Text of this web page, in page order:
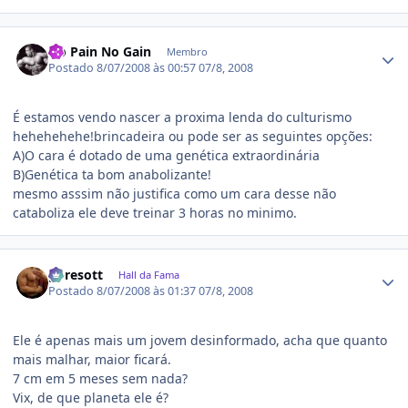
No Pain No Gain Membro
Postado8/07/2008 às 00:5707/8, 2008
É estamos vendo nascer a proxima lenda do culturismo
hehehehehe!brincadeira ou pode ser as seguintes opções:
A)O cara é dotado de uma genética extraordinária
B)Genética ta bom anabolizante!
mesmo asssim não justifica como um cara desse não
cataboliza ele deve treinar 3 horas no minimo.
gpresott Hall da Fama
Postado8/07/2008 às 01:3707/8, 2008
Ele é apenas mais um jovem desinformado, acha que quanto
mais malhar, maior ficará.
7 cm em 5 meses sem nada?
Vix, de que planeta ele é?